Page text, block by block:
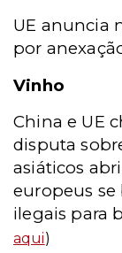
UE anuncia
por
Vinho
China e UE
disputa
asiáticos
europeus se
ilegais para
aqui)